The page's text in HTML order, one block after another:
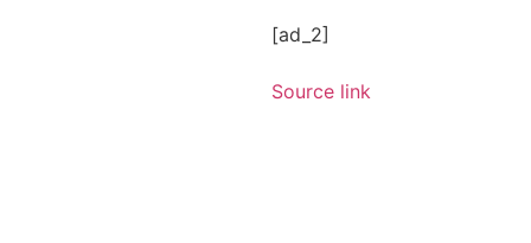
[ad_2]
Source link